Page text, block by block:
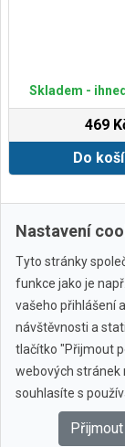
Skladem -
469
Do
Nastavení
Tyto stránky
funkce jako je
vašeho přihlášení
návštěvnosti a
tlačítko "Přijmout
webových stránek
souhlasíte s